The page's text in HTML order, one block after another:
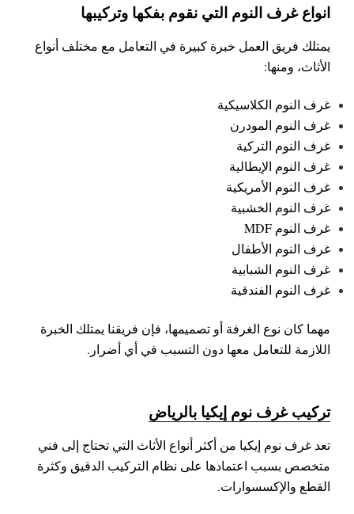
انواع غرف النوم التي نقوم بفكها وتركيبها
يمتلك فريق العمل خبرة كبيرة في التعامل مع مختلف أنواع
الأثاث، ومنها:
غرف النوم الكلاسيكية
غرف النوم المودرن
غرف النوم التركية
غرف النوم الإيطالية
غرف النوم الأمريكية
غرف النوم الخشبية
غرف النوم MDF
غرف النوم الأطفال
غرف النوم الشبابية
غرف النوم الفندقية
مهما كان نوع الغرفة أو تصميمها، فإن فريقنا يمتلك الخبرة
اللازمة للتعامل معها دون التسبب في أي أضرار.
تركيب غرف نوم إيكيا بالرياض
تعد غرف نوم إيكيا من أكثر أنواع الأثاث التي تحتاج إلى فني
متخصص بسبب اعتمادها على نظام التركيب الدقيق وكثرة
القطع والإكسسوارات.